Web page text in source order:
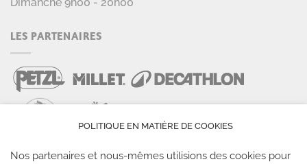
LES PARTENAIRES
POLITIQUE EN MATIÈRE DE COOKIES
Nos partenaires et nous-mêmes utilisions des cookies pour